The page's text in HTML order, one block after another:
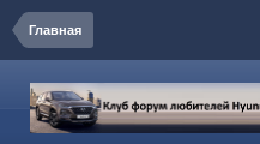
Главная